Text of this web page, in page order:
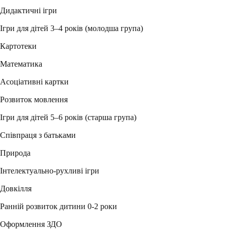
Дидактичні ігри
Ігри для дітей 3–4 років (молодша група)
Картотеки
Математика
Асоціативні картки
Розвиток мовлення
Ігри для дітей 5–6 років (старша група)
Співпраця з батьками
Природа
Інтелектуально-рухливі ігри
Довкілля
Ранній розвиток дитини 0-2 роки
Оформлення ЗДО